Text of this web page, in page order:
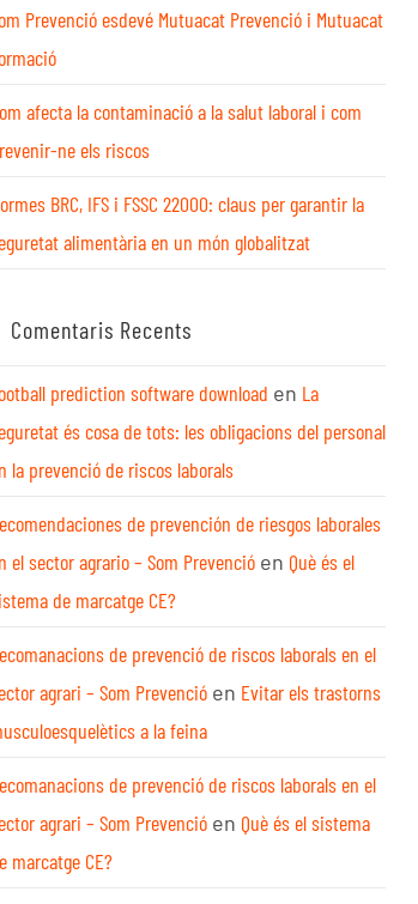
Prevenció esdevé Mutuacat Prevenció i Mutuacat
afecta la contaminació a la salut laboral i com
ne els riscos
BRC, IFS i FSSC 22000: claus per garantir la
alimentària en un món globalitzat
Comentaris Recents
prediction software download en La
és cosa de tots: les obligacions del personal
la prevenció de riscos laborals
de prevención de riesgos laborales
el sector agrario – Som Prevencióen Què és el
de marcatge CE?
de prevenció de riscos laborals en el
agrari – Som Prevencióen Evitar els trastorns
a la feina
de prevenció de riscos laborals en el
agrari – Som Prevencióen Què és el sistema
marcatge CE?